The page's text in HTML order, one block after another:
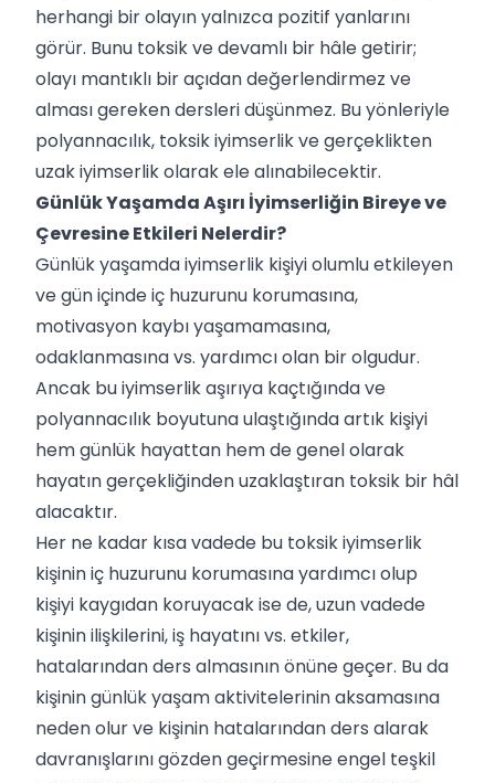
herhangi bir olayın yalnızca pozitif yanlarını
görür. Bunu toksik ve devamlı bir hâle getirir;
olayı mantıklı bir açıdan değerlendirmez ve
alması gereken dersleri düşünmez. Bu yönleriyle
polyannacılık, toksik iyimserlik ve gerçeklikten
uzak iyimserlik olarak ele alınabilecektir.
Günlük Yaşamda Aşırı İyimserliğin Bireye ve
Çevresine Etkileri Nelerdir?
Günlük yaşamda iyimserlik kişiyi olumlu etkileyen
ve gün içinde iç huzurunu korumasına,
motivasyon kaybı yaşamamasına,
odaklanmasına vs. yardımcı olan bir olgudur.
Ancak bu iyimserlik aşırıya kaçtığında ve
polyannacılık boyutuna ulaştığında artık kişiyi
hem günlük hayattan hem de genel olarak
hayatın gerçekliğinden uzaklaştıran toksik bir hâl
alacaktır.
Her ne kadar kısa vadede bu toksik iyimserlik
kişinin iç huzurunu korumasına yardımcı olup
kişiyi kaygıdan koruyacak ise de, uzun vadede
kişinin ilişkilerini, iş hayatını vs. etkiler,
hatalarından ders almasının önüne geçer. Bu da
kişinin günlük yaşam aktivitelerinin aksamasına
neden olur ve kişinin hatalarından ders alarak
davranışlarını gözden geçirmesine engel teşkil